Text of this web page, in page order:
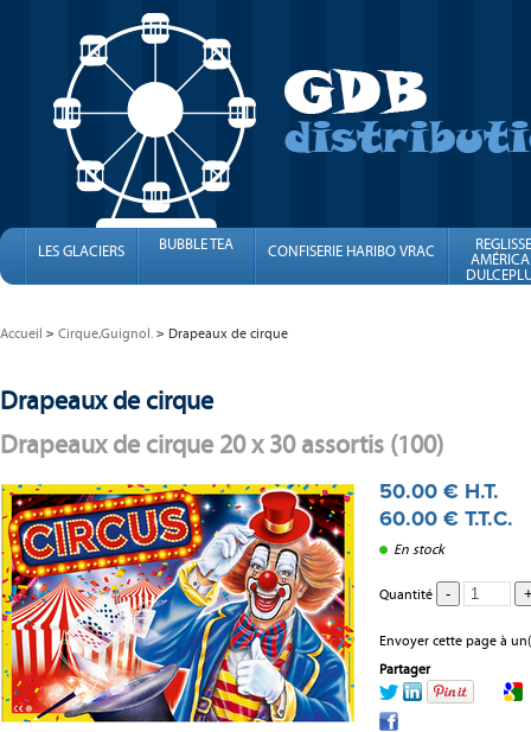
LES GLACIERS BUBBLE TEA CONFISERIE HARIBO VRAC
FINI
Accueil Cirque,Guignol. Drapeaux de cirque
Drapeaux de cirque
Drapeaux de cirque 20 x 30 assortis (100)
50.00 € H.T.
60.00 € T.T.C.
En stock
Quantité
Envoyer cette page à
Partager